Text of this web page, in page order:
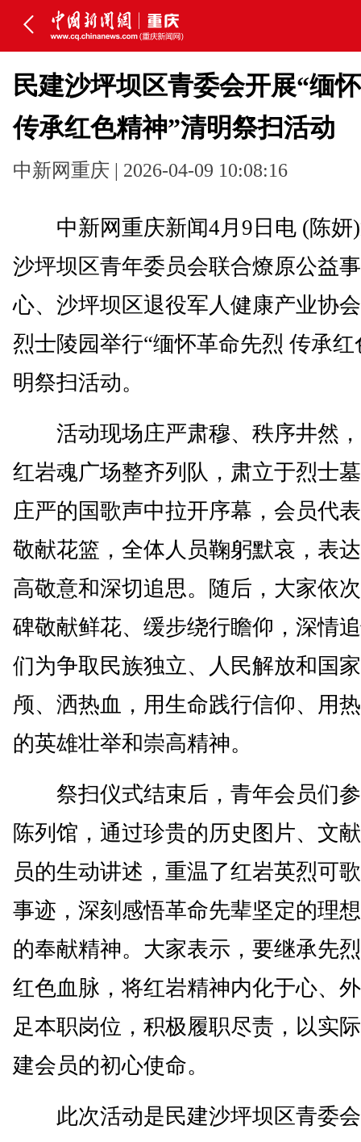
民建沙坪坝区青委会开展“缅
传承红色精神”清明祭扫活动
中新网重庆 | 2026-04-09 10:08:16
中新网重庆新闻4月9日电 (陈妍)
沙坪坝区青年委员会联合燎原公益
心、沙坪坝区退役军人健康产业协
烈士陵园举行“缅怀革命先烈 传承红
明祭扫活动。
活动现场庄严肃穆、秩序井然，
红岩魂广场整齐列队，肃立于烈士
庄严的国歌声中拉开序幕，会员代
敬献花篮，全体人员鞠躬默哀，表
高敬意和深切追思。随后，大家依
碑敬献鲜花、缓步绕行瞻仰，深情
们为争取民族独立、人民解放和国
颅、洒热血，用生命践行信仰、用
的英雄壮举和崇高精神。
祭扫仪式结束后，青年会员们参
陈列馆，通过珍贵的历史图片、文
员的生动讲述，重温了红岩英烈可
事迹，深刻感悟革命先辈坚定的理
的奉献精神。大家表示，要继承先
红色血脉，将红岩精神内化于心、
足本职岗位，积极履职尽责，以实
建会员的初心使命。
此次活动是民建沙坪坝区青委会